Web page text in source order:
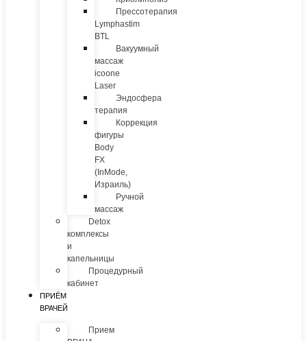
Прессотерапия
Lymphastim
BTL
Вакуумный
массаж
icoone
Laser
Эндосфера
терапия
Коррекция
фигуры
Body
FX
(InMode,
Израиль)
Ручной
массаж
Detox
комплексы
и
капельницы
Процедурный
кабинет
ПРИЁМ
ВРАЧЕЙ
Прием